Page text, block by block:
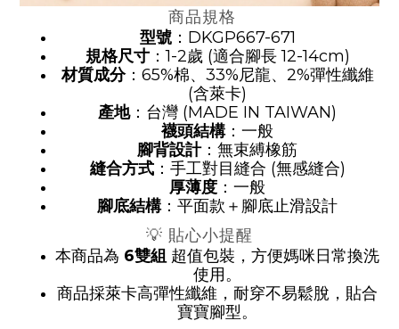
商品規格
型號：DKGP667-671
規格尺寸：1-2歲 (適合腳長 12-14cm)
材質成分：65%棉、33%尼龍、2%彈性纖維
(含萊卡)
產地：台灣 (MADE IN TAIWAN)
襪頭結構：一般
腳背設計：無束縛橡筋
縫合方式：手工對目縫合 (無感縫合)
厚薄度 ：一般
腳底結構：平面款＋腳底止滑設計
💡 貼心小提醒
本商品為 6雙組 超值包裝，方便媽咪日常換洗
使用。
商品採萊卡高彈性纖維，耐穿不易鬆脫，貼合
寶寶腳型。